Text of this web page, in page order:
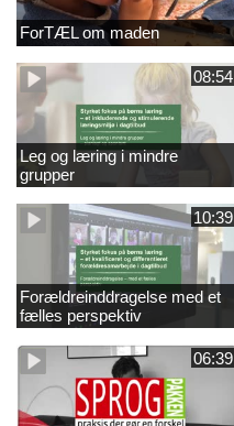
ForTÆL om maden
08:54
Leg og læring i mindre
grupper
10:39
Forældreinddragelse med et
fælles perspektiv
06:39